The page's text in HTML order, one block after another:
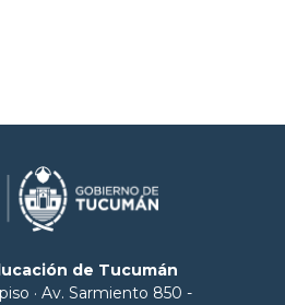
de Tucumán
· Av. Sarmiento 850 -